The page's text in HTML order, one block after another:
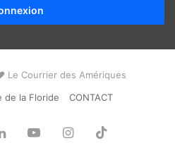
Courrier des Amériques
de la Floride CONTACT
LinkedinYouTubeInstagram